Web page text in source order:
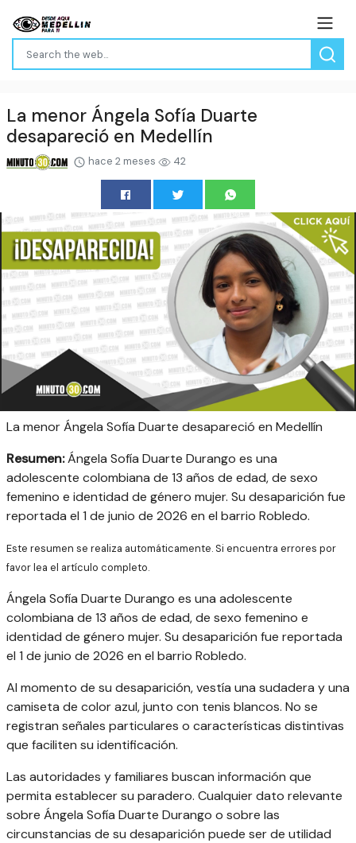
La menor Ángela Sofía Duarte
desapareció en Medellín
hace 2 meses 42
La menor Ángela Sofía Duarte desapareció en Medellín
Resumen:Ángela Sofía Duarte Durango es una
adolescente colombiana de 13 años de edad, de sexo
femenino e identidad de género mujer. Su desaparición fue
reportada el 1 de junio de 2026 en el barrio Robledo.
Este resumen se realiza automáticamente. Si encuentra errores por
favor lea el artículo completo.
Ángela Sofía Duarte Durango es una adolescente
colombiana de 13 años de edad, de sexo femenino e
identidad de género mujer. Su desaparición fue reportada
el 1 de junio de 2026 en el barrio Robledo.
Al momento de su desaparición, vestía una sudadera y una
camiseta de color azul, junto con tenis blancos. No se
registran señales particulares o características distintivas
que faciliten su identificación.
Las autoridades y familiares buscan información que
permita establecer su paradero. Cualquier dato relevante
sobre Ángela Sofía Duarte Durango o sobre las
circunstancias de su desaparición puede ser de utilidad